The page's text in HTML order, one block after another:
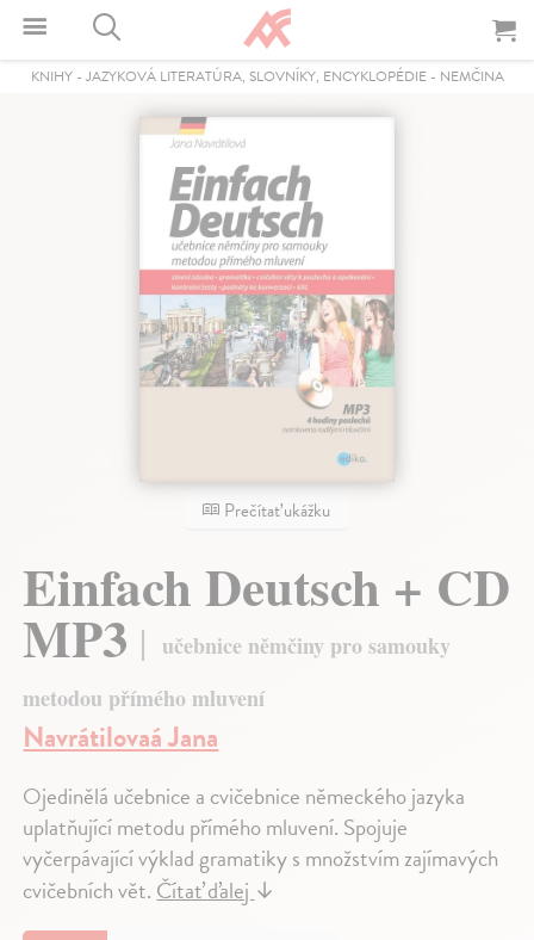
KNIHY- JAZYKOVÁ LITERATÚRA, SLOVNÍKY, ENCYKLOPÉDIE- NEMČINA
Prečítať ukážku
Einfach Deutsch + CD
MP3
učebnice němčiny pro samouky
metodou přímého mluvení
Navrátilovaá Jana
Ojedinělá učebnice a cvičebnice německého jazyka
uplatňující metodu přímého mluvení. Spojuje
vyčerpávající výklad gramatiky s množstvím zajímavých
cvičebních vět. Čítať ďalej ↓